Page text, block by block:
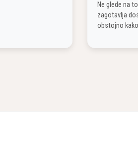
Ne glede na
zagotavlja
obstojno